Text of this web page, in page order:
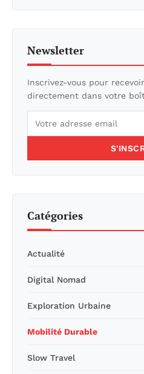
Newsletter
Inscrivez-vous pour
directement dans votre
Catégories
Actualité
Digital Nomad
Exploration Urbaine
Mobilité Durable
Slow Travel